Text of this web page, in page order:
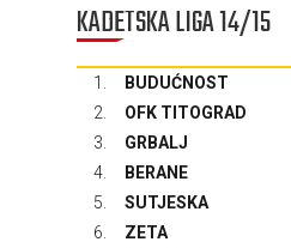
KADETSKA LIGA 14/15
1. BUDUĆNOST
2.
OFK TITOGRAD
3.
GRBALJ
4.
BERANE
5.
SUTJESKA
6.
ZETA